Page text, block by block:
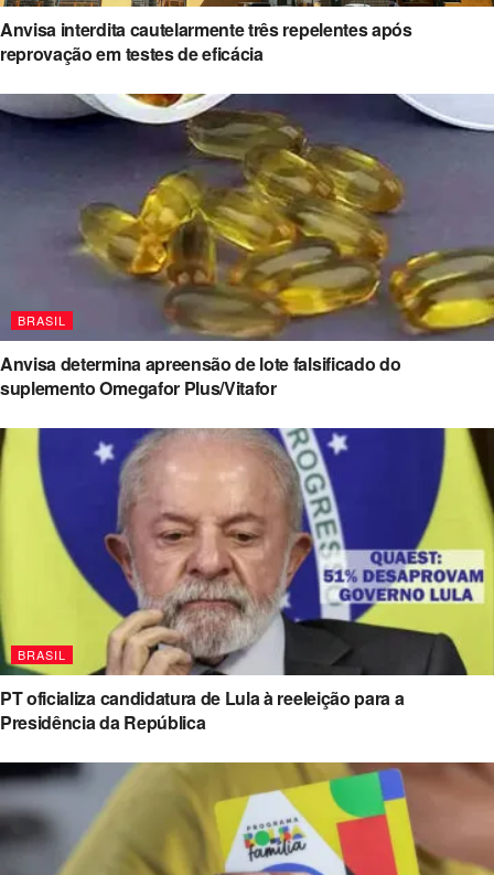
Anvisa interdita cautelarmente três repelentes após
reprovação em testes de eficácia
BRASIL
Anvisa determina apreensão de lote falsificado do
suplemento Omegafor Plus/Vitafor
BRASIL
PT oficializa candidatura de Lula à reeleição para a
Presidência da República